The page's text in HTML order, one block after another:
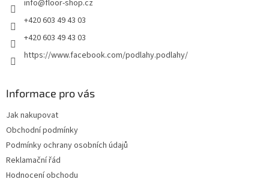
p
info@floor-shop.cz
+420 603 49 43 03
+420 603 49 43 03
https://www.facebook.com/podlahy.podlahy/
Informace pro vás
Jak nakupovat
Obchodní podmínky
Podmínky ochrany osobních údajů
Reklamační řád
Hodnocení obchodu